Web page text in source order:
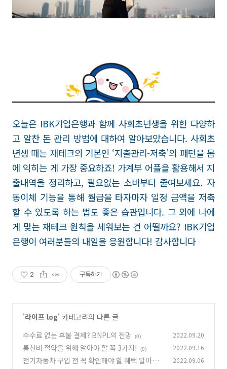
오늘은 IBK기업은행과 함께 사회초년생을 위한 다양하
고 알찬 돈 관리 방법에 대하여 알아보았습니다.사회초
년생 때는 재테크의 기본인 ‘지출관리-저축’의 패턴을 몸
에 익히는 게 가장 중요하죠! 가계부 어플을 활용해서 지
출내역을 정리하고, 필요없는 소비부터 줄여보세요. 자
동이체 기능을 통해 월급을 타자마자 일정 금액을 저축
할 수 있도록 하는 법도 좋은 습관입니다. 그 외에 나에
게 맞는 재테크 원칙을 세워보는 건 어떨까요? IBK기업
은행이 여러분들의 내일을 응원합니다! 감사합니다
2 구독하기
'라이프 log' 카테고리의 다른 글
수수료 없는 후불 결제? BNPL의 전망
(0) 2022.09.20
통신비 절약을 위해 알아야 할 꼭 3가지! (0) 2022.09.16
전기자동차 구입 전 꼭 확인해야 할 혜택 알아보
2022.09.06